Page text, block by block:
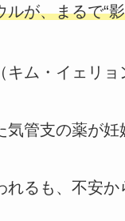
が、まるで“
ム・イェリ
気管支の薬が
るも、不安